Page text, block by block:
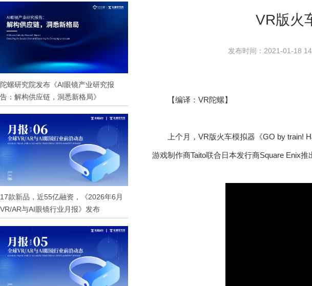
陀螺研究院发布《AI眼镜产业研究报
告：解构供应链，洞悉新格局》
17款新品，近55亿融资，《2026年6月
VR/AR与AI眼镜行业月报》发布
VR版火
发布时间：2021-01-18
【编译：VR陀螺】
上个月，VR版火车模拟器《GO by train!
游戏制作商Taito联合日本发行商Square Enix